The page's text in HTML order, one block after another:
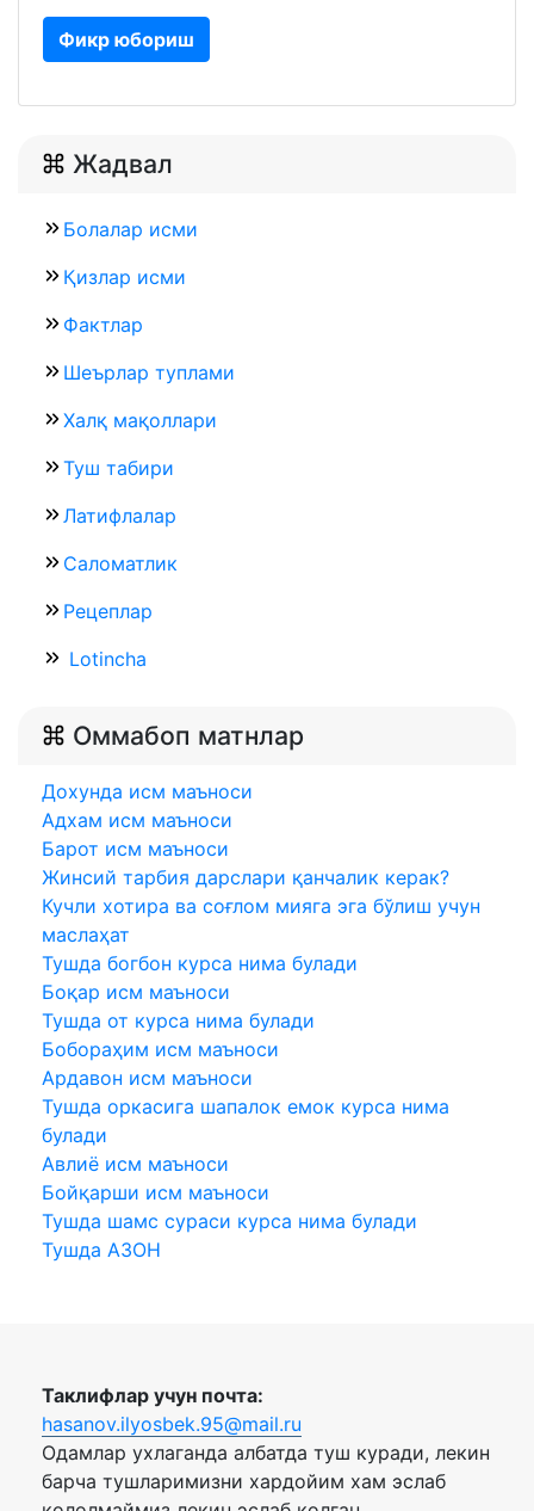
Фикр юбориш
Жадвал
Болалар исми
Қизлар исми
Фактлар
Шеърлар туплами
Халқ мақоллари
Туш табири
Латифлалар
Саломатлик
Рецеплар
Lotincha
Оммабоп матнлар
Дохунда исм маъноси
Адхам исм маъноси
Барот исм маъноси
Жинсий тарбия дарслари қанчалик керак?
Кучли хотира ва соғлом мияга эга бўлиш учун
маслаҳат
Тушда богбон курса нима булади
Боқар исм маъноси
Тушда от курса нима булади
Бобораҳим исм маъноси
Ардавон исм маъноси
Тушда оркасига шапалок емок курса нима
булади
Авлиё исм маъноси
Бойқарши исм маъноси
Тушда шамс сураси курса нима булади
Тушда АЗОН
Таклифлар учун почта:
hasanov.ilyosbek.95@mail.ru
Одамлар ухлаганда албатда туш куради, лекин
барча тушларимизни хардойим хам эслаб